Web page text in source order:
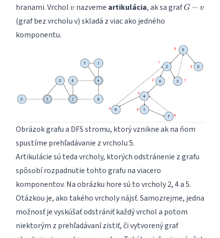
hranami. Vrchol v
v nazveme artikulácia, ak sa grafG-
G − v
(graf bez vrcholu v) skladá z viac ako jedného
komponentu.
Obrázok grafu a DFS stromu, ktorý vznikne ak na ňom
spustíme prehľadávanie z vrcholu 5.
Artikulácie sú teda vrcholy, ktorých odstránenie z grafu
spôsobí rozpadnutie tohto grafu na viacero
komponentov. Na obrázku hore sú to vrcholy 2, 4 a 5.
Otázkou je, ako takého vrcholy nájsť. Samozrejme, jedna
možnosť je vyskúšať odstrániť každý vrchol a potom
niektorým z prehľadávaní zistiť, či vytvorený graf